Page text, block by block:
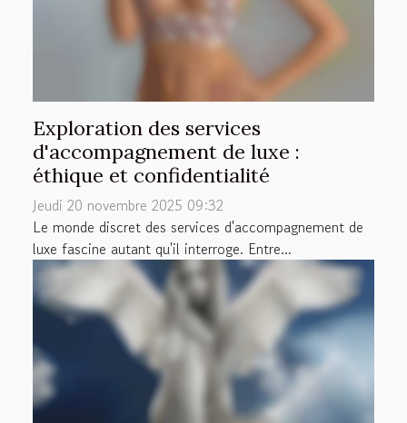
Exploration des services
d'accompagnement de luxe :
éthique et confidentialité
Jeudi 20 novembre 2025 09:32
Le monde discret des services d'accompagnement de
luxe fascine autant qu'il interroge. Entre...